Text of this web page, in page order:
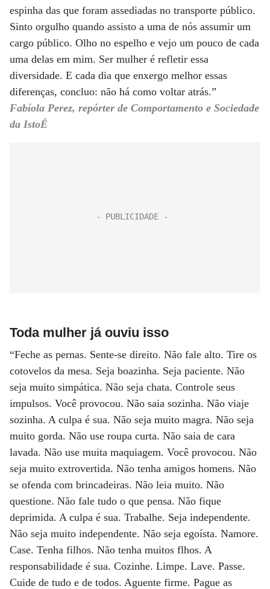
espinha das que foram assediadas no transporte público.
Sinto orgulho quando assisto a uma de nós assumir um
cargo público. Olho no espelho e vejo um pouco de cada
uma delas em mim. Ser mulher é refletir essa
diversidade. E cada dia que enxergo melhor essas
diferenças, concluo: não há como voltar atrás.”
Fabíola Perez, repórter de Comportamento e Sociedade
da IstoÉ
Toda mulher já ouviu isso
“Feche as pernas. Sente-se direito. Não fale alto. Tire os
cotovelos da mesa. Seja boazinha. Seja paciente. Não
seja muito simpática. Não seja chata. Controle seus
impulsos. Você provocou. Não saia sozinha. Não viaje
sozinha. A culpa é sua. Não seja muito magra. Não seja
muito gorda. Não use roupa curta. Não saia de cara
lavada. Não use muita maquiagem. Você provocou. Não
seja muito extrovertida. Não tenha amigos homens. Não
se ofenda com brincadeiras. Não leia muito. Não
questione. Não fale tudo o que pensa. Não fique
deprimida. A culpa é sua. Trabalhe. Seja independente.
Não seja muito independente. Não seja egoísta. Namore.
Case. Tenha filhos. Não tenha muitos flhos. A
responsabilidade é sua. Cozinhe. Limpe. Lave. Passe.
Cuide de tudo e de todos. Aguente firme. Pague as